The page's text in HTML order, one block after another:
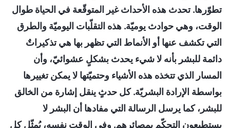
تطوّرها. تحدث هذه الأحداث غير المتوقّعة في الحياة طوال
الوقت، وهي حوادث يوميّة. هذه التقلّبات اليوميّة والطرق
التي تكشف عنها أو الأنماط التي تظهر بها هي تذكيراتٌ
دائمة للبشر بأنه لا شيء يحدث بشكلٍ عشوائيّ، وأن
المسار الذي تتخذه هذه الأشياء وحتميّتها لا يمكن تغييرها
بواسطة الإرادة البشريّة. كل حدثٍ ينقل إشارة من الخالق
للبشر، كما يرسل الرسالة التي مفادها أن البشر لا
يستطيعون التحكّم بمصائرهم. وفي الوقت نفسه، يُمثّل كل